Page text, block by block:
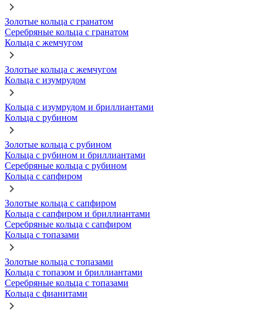
Золотые кольца с гранатом
Серебряные кольца с гранатом
Кольца с жемчугом
Золотые кольца с жемчугом
Кольца с изумрудом
Кольца с изумрудом и бриллиантами
Кольца с рубином
Золотые кольца с рубином
Кольца с рубином и бриллиантами
Серебряные кольца с рубином
Кольца с сапфиром
Золотые кольца с сапфиром
Кольца с сапфиром и бриллиантами
Серебряные кольца с сапфиром
Кольца с топазами
Золотые кольца с топазами
Кольца с топазом и бриллиантами
Серебряные кольца с топазами
Кольца с фианитами